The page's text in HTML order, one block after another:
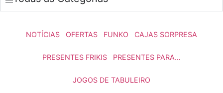
NOTÍCIAS OFERTAS FUNKO CAJAS SORPRESA
PRESENTES FRIKIS PRESENTES PARA…
JOGOS DE TABULEIRO